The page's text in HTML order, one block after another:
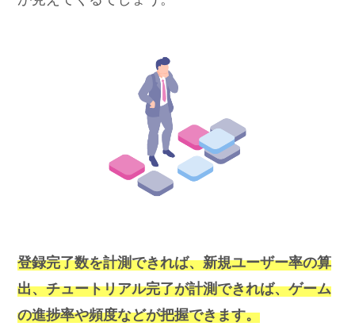
登録完了数を計測できれば、新規ユーザー率の算
出、チュートリアル完了が計測できれば、ゲーム
の進捗率や頻度などが把握できます。